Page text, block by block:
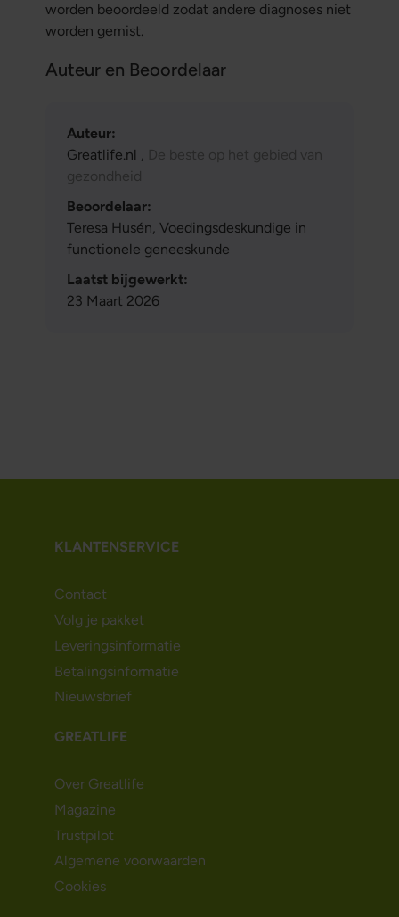
worden beoordeeld zodat andere diagnoses niet
worden gemist.
Auteur en Beoordelaar
Auteur:
Greatlife.nl , De beste op het gebied van
gezondheid
Beoordelaar:
Teresa Husén, Voedingsdeskundige in
functionele geneeskunde
Laatst bijgewerkt:
23 Maart 2026
KLANTENSERVICE
Contact
Volg je pakket
Leveringsinformatie
Betalingsinformatie
Nieuwsbrief
GREATLIFE
Over Greatlife
Magazine
Trustpilot
Algemene voorwaarden
Cookies